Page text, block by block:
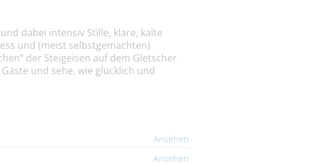
dabei intensiv Stille, klare, kalte
und (meist selbstgemachten)
der Steigeisen auf dem Gletscher
und sehe, wie glücklich und
Ansehen
Ansehen